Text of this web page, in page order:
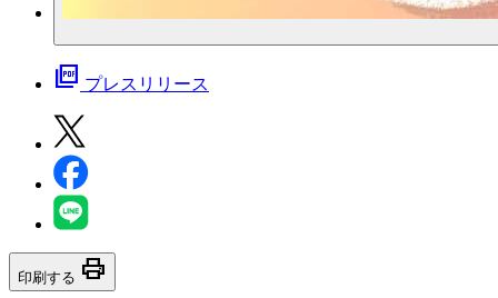
picture_as_pdf プレスリリース
印刷する print